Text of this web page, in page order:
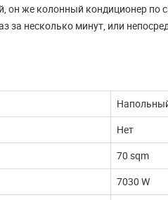
он же колонный кондиционер
за несколько минут, или
Нет
70 sqm
7030 W